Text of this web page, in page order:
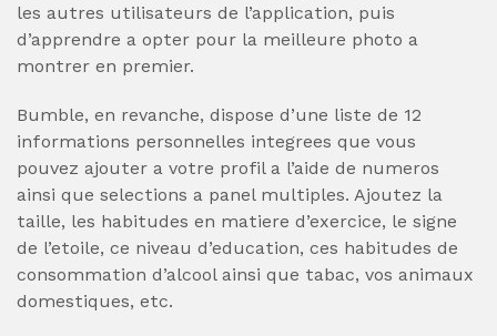
les autres utilisateurs de l’application, puis
d’apprendre a opter pour la meilleure photo a
montrer en premier.
Bumble, en revanche, dispose d’une liste de 12
informations personnelles integrees que vous
pouvez ajouter a votre profil a l’aide de numeros
ainsi que selections a panel multiples. Ajoutez la
taille, les habitudes en matiere d’exercice, le signe
de l’etoile, ce niveau d’education, ces habitudes de
consommation d’alcool ainsi que tabac, vos animaux
domestiques, etc.